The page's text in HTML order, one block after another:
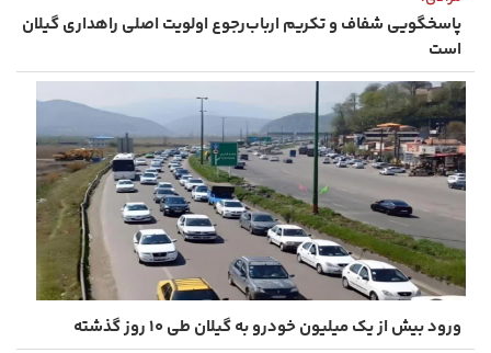
پاسخگویی شفاف و تکریم ارباب‌رجوع اولویت اصلی راهداری گیلان
است
ورود بیش از یک میلیون خودرو به گیلان طی ۱۰ روز گذشته